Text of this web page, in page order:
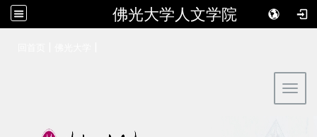
佛光大学人文学院